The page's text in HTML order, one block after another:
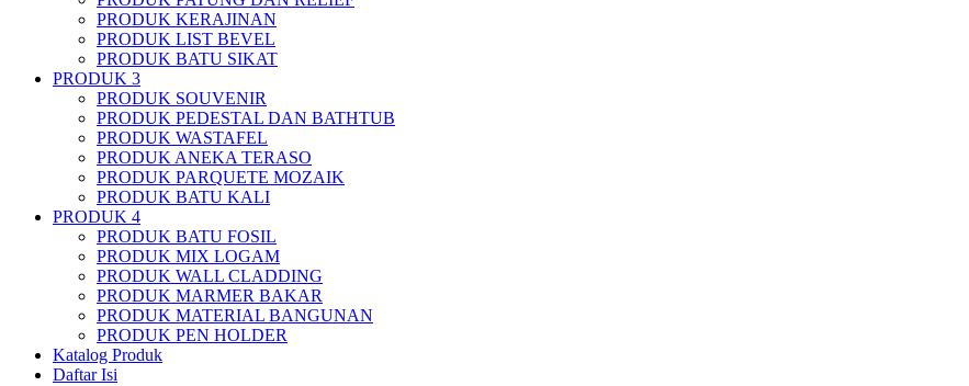
PRODUK KERAJINAN
PRODUK LIST BEVEL
PRODUK BATU SIKAT
PRODUK 3
PRODUK SOUVENIR
PRODUK PEDESTAL DAN BATHTUB
PRODUK WASTAFEL
PRODUK ANEKA TERASO
PRODUK PARQUETE MOZAIK
PRODUK BATU KALI
PRODUK 4
PRODUK BATU FOSIL
PRODUK MIX LOGAM
PRODUK WALL CLADDING
PRODUK MARMER BAKAR
PRODUK MATERIAL BANGUNAN
PRODUK PEN HOLDER
Katalog Produk
Daftar Isi